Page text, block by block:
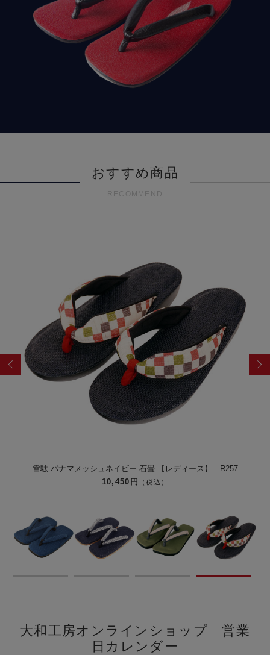
おすすめ商品
RECOMMEND
【レディース】｜R257
雪駄 刺し子 インディゴ染
大和工房オンラインショップ 営業
日カレンダー